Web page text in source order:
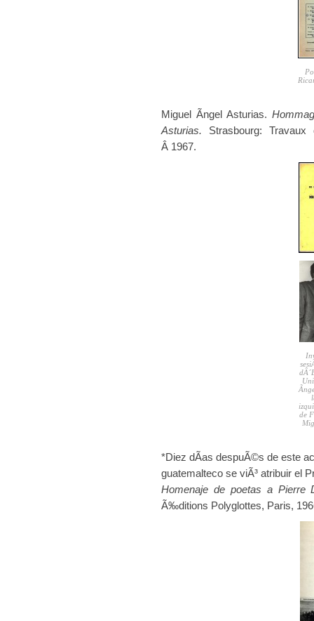
Miguel Ãngel Asturias.
Asturias. Strasbourg:
Â 1967.
de
*Diez dÃ­as despuÃ©s de este
guatemalteco se viÃ³ atribuir el
Homenaje de poetas a Pierre
Ã‰ditions Polyglottes, Paris,